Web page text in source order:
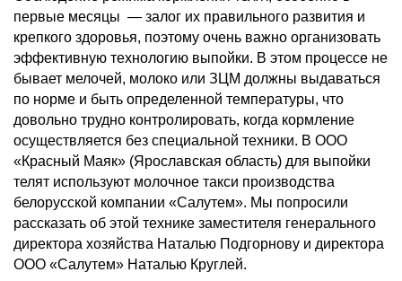
первые месяцы — залог их правильного развития и
крепкого здоровья, поэтому очень важно организовать
эффективную технологию выпойки. В этом процессе не
бывает мелочей, молоко или ЗЦМ должны выдаваться
по норме и быть определенной температуры, что
довольно трудно контролировать, когда кормление
осуществляется без специальной техники. В ООО
«Красный Маяк» (Ярославская область) для выпойки
телят используют молочное такси производства
белорусской компании «Салутем». Мы попросили
рассказать об этой технике заместителя генерального
директора хозяйства Наталью Подгорнову и директора
ООО «Салутем» Наталью Круглей.